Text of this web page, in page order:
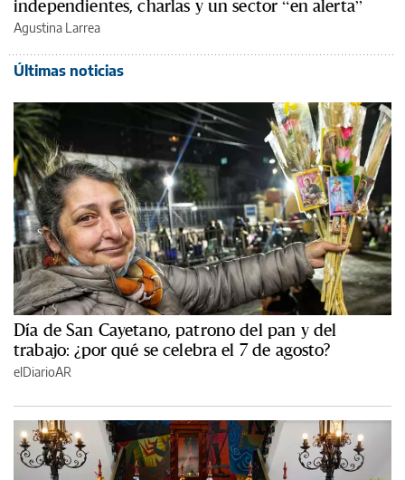
independientes, charlas y un sector “en alerta”
Agustina Larrea
Últimas noticias
Día de San Cayetano, patrono del pan y del
trabajo: ¿por qué se celebra el 7 de agosto?
elDiarioAR